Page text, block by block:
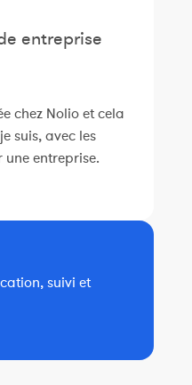
entreprise
chez Nolio et cela
suis, avec les
entreprise.
suivi et